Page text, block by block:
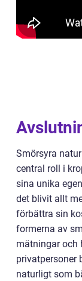
Smörsyra
central roll i
sina unika
det blivit allt
förbättra sin
formerna av
mätningar och
privatpersoner
naturligt som